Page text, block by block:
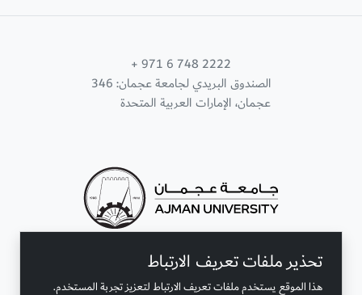
تحذير ملفات تعريف الارتباط
هذا الموقع يستخدم ملفات تعريف الارتباط لتعزيز تجربة المستخدم.
+ 971 6 748 2222
الصندوق البريدي لجامعة عجمان: 346
عجمان، الإمارات العربية المتحدة
تواصل معنا